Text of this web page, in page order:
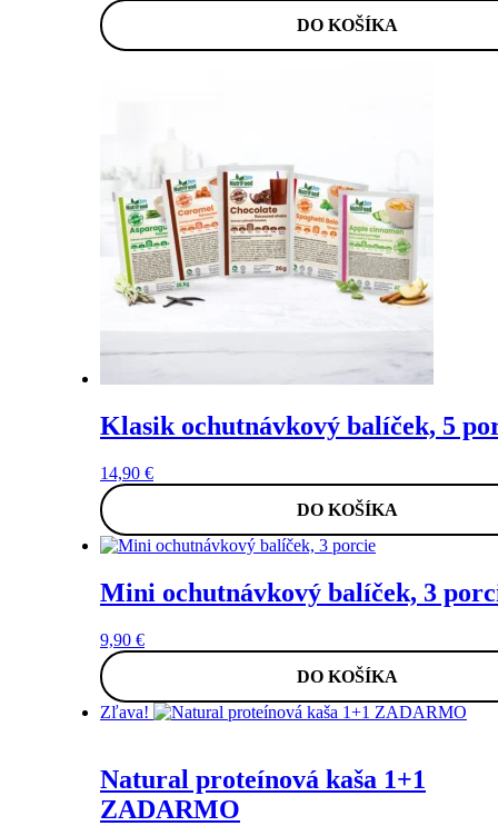
DO KOŠÍKA
Klasik ochutnávkový balíček, 5
14,90 €
DO KOŠÍKA
Mini ochutnávkový balíček, 3
9,90 €
DO KOŠÍKA
Zľava!
Natural proteínová kaša 1+1
ZADARMO